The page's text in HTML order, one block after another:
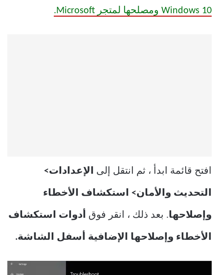
Windows 10 ومصلحها لمتجر Microsoft.
افتح قائمة ابدأ ، ثم انتقل إلى الإعدادات>
التحديث والأمان> استكشاف الأخطاء
وإصلاحها. بعد ذلك ، انقر فوق أدوات استكشاف
الأخطاء وإصلاحها الإضافية أسفل الشاشة.